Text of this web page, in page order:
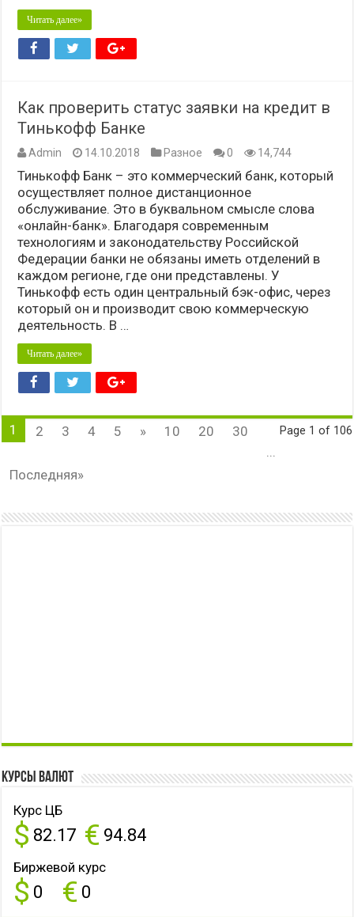
Читать далее»
Как проверить статус заявки на кредит в
Тинькофф Банке
Admin 14.10.2018 Разное 0 14,744
Тинькофф Банк – это коммерческий банк, который
осуществляет полное дистанционное
обслуживание. Это в буквальном смысле слова
«онлайн-банк». Благодаря современным
технологиям и законодательству Российской
Федерации банки не обязаны иметь отделений в
каждом регионе, где они представлены. У
Тинькофф есть один центральный бэк-офис, через
который он и производит свою коммерческую
деятельность. В …
Читать далее»
Page 1 of 106
1 2 3 4 5 » 10 20
30
Последняя»
Курсы валют
Курс ЦБ
$ 82.17 € 94.84
Биржевой курс
$ 0 € 0